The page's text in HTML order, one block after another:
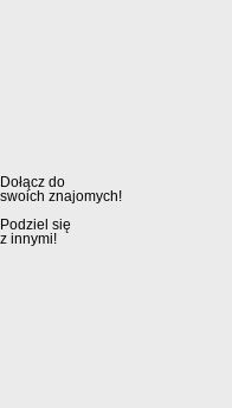
Dołącz do
swoich znajomych!
Podziel się
z innymi!